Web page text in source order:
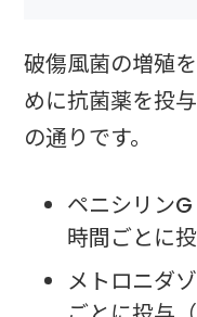
破傷風菌の増殖
めに抗菌薬を投
の通りです。
ペニシリン
時間ごとに
メトロニダ